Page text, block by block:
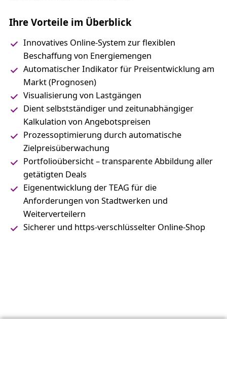
Ihre Vorteile im Überblick
Innovatives Online-System zur flexiblen
Beschaffung von Energiemengen
Automatischer Indikator für Preisentwicklung am
Markt (Prognosen)
Visualisierung von Lastgängen
Dient selbstständiger und zeitunabhängiger
Kalkulation von Angebotspreisen
Prozessoptimierung durch automatische
Zielpreisüberwachung
Portfolioübersicht – transparente Abbildung aller
getätigten Deals
Eigenentwicklung der TEAG für die
Anforderungen von Stadtwerken und
Weiterverteilern
Sicherer und https-verschlüsselter Online-Shop